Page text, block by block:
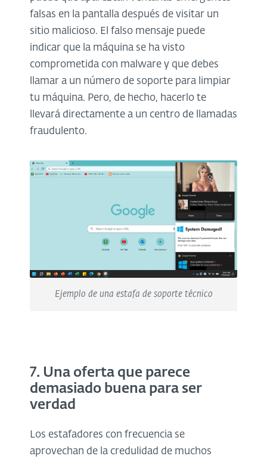
falsas en la pantalla después de visitar un
sitio malicioso. El falso mensaje puede
indicar que la máquina se ha visto
comprometida con malware y que debes
llamar a un número de soporte para limpiar
tu máquina. Pero, de hecho, hacerlo te
llevará directamente a un centro de llamadas
fraudulento.
Ejemplo de una estafa de soporte técnico
7. Una oferta que parece
demasiado buena para ser
verdad
Los estafadores con frecuencia se
aprovechan de la credulidad de muchos